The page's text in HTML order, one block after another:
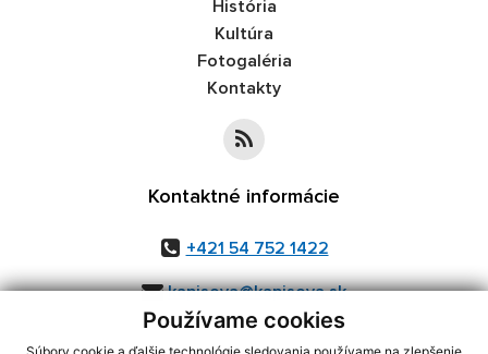
Používame cookies
História
Kultúra
Fotogaléria
Kontakty
Kontaktné informácie
+421 54 752 1422
kapisova@kapisova.sk